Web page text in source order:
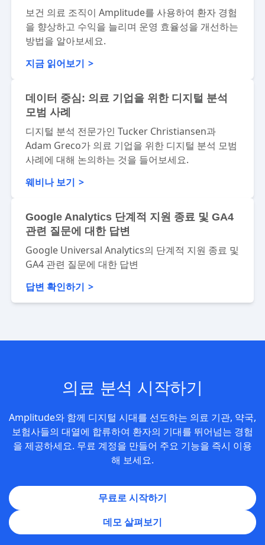
보건 의료 조직이 Amplitude를 사용하여 환자 경험
을 향상하고 수익을 늘리며 운영 효율성을 개선하는
방법을 알아보세요.
지금 읽어보기
데이터 중심: 의료 기업을 위한 디지털 분석
모범 사례
디지털 분석 전문가인 Tucker Christiansen과
Adam Greco가 의료 기업을 위한 디지털 분석 모범
사례에 대해 논의하는 것을 들어보세요.
웨비나 보기
Google Analytics 단계적 지원 종료 및 GA4
관련 질문에 대한 답변
Google Universal Analytics의 단계적 지원 종료 및
GA4 관련 질문에 대한 답변
답변 확인하기
의료 분석 시작하기
Amplitude와 함께 디지털 시대를 선도하는 의료 기관, 약국,
보험사들의 대열에 합류하여 환자의 기대를 뛰어넘는 경험
을 제공하세요. 무료 계정을 만들어 주요 기능을 즉시 이용
해 보세요.
무료로 시작하기
데모 살펴보기